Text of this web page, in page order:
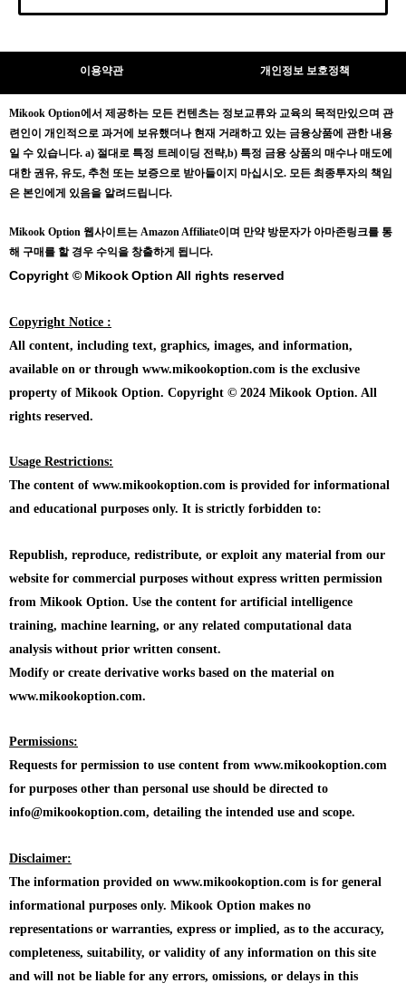
이용약관 개인정보 보호정책
Mikook Option에서 제공하는 모든 컨텐츠는 정보교류와 교육의 목적만있으며 관
련인이 개인적으로 과거에 보유했더나 현재 거래하고 있는 금융상품에 관한 내용
일 수 있습니다. a) 절대로 특정 트레이딩 전략,b) 특정 금융 상품의 매수나 매도에
대한 권유, 유도, 추천 또는 보증으로 받아들이지 마십시오. 모든 최종투자의 책임
은 본인에게 있음을 알려드립니다.
Mikook Option 웹사이트는 Amazon Affiliate이며 만약 방문자가 아마존링크를 통
해 구매를 할 경우 수익을 창출하게 됩니다.
Copyright © Mikook Option All rights reserved
Copyright Notice :
All content, including text, graphics, images, and information,
available on or through www.mikookoption.com is the exclusive
property of Mikook Option. Copyright © 2024 Mikook Option. All
rights reserved.
Usage Restrictions:
The content of www.mikookoption.com is provided for informational
and educational purposes only. It is strictly forbidden to:
Republish, reproduce, redistribute, or exploit any material from our
website for commercial purposes without express written permission
from Mikook Option. Use the content for artificial intelligence
training, machine learning, or any related computational data
analysis without prior written consent.
Modify or create derivative works based on the material on
www.mikookoption.com.
Permissions:
Requests for permission to use content from www.mikookoption.com
for purposes other than personal use should be directed to
info@mikookoption.com, detailing the intended use and scope.
Disclaimer:
The information provided on www.mikookoption.com is for general
informational purposes only. Mikook Option makes no
representations or warranties, express or implied, as to the accuracy,
completeness, suitability, or validity of any information on this site
and will not be liable for any errors, omissions, or delays in this